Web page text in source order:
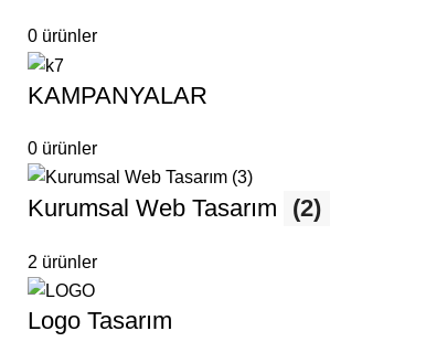
0 ürünler
KAMPANYALAR
0 ürünler
Kurumsal Web Tasarım (2)
2 ürünler
Logo Tasarım